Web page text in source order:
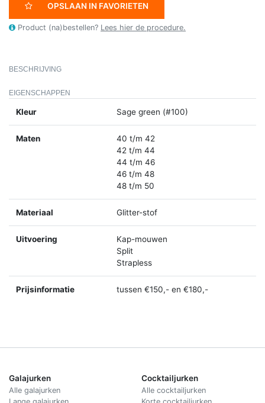
OPSLAAN IN FAVORIETEN
Product (na)bestellen? Lees hier de procedure.
BESCHRIJVING
EIGENSCHAPPEN
Kleur Sage green (#100)
Maten
40 t/m 42
42 t/m 44
44 t/m 46
46 t/m 48
48 t/m 50
Materiaal Glitter-stof
Uitvoering
Kap-mouwen
Split
Strapless
Prijsinformatie tussen €150,- en €180,-
Galajurken
Alle galajurken
Cocktailjurken
Alle cocktailjurken